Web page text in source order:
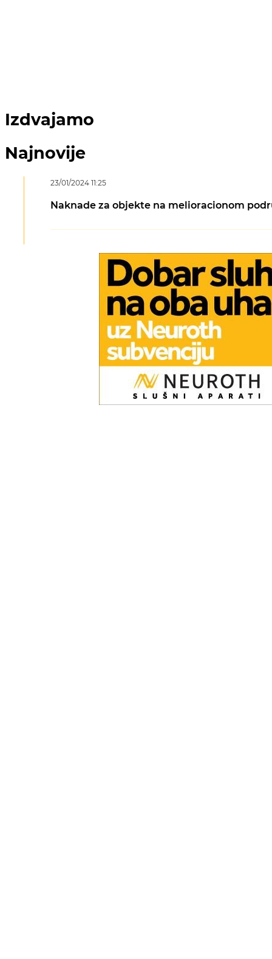
Izdvajamo
Najnovije
Naknade za objekte na melioracionom
23/01/2024 11:25